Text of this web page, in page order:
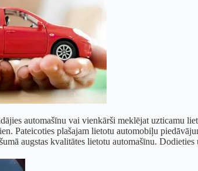
automašīnu vai vienkārši meklējat uzticamu
Pateicoties plašajam lietotu automobiļu
augstas kvalitātes lietotu automašīnu.